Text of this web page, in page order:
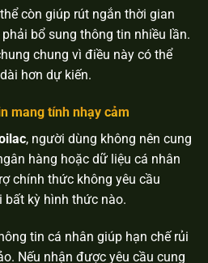
còn giúp rút ngắn thời gian
bổ sung thông tin nhiều lần.
chung vì điều này có thể
hơn dự kiến.
mang tính nhạy cảm
, người dùng không nên cung
hàng hoặc dữ liệu cá nhân
chính thức không yêu cầu
kỳ hình thức nào.
tin cá nhân giúp hạn chế rủi
Nếu nhận được yêu cầu cung